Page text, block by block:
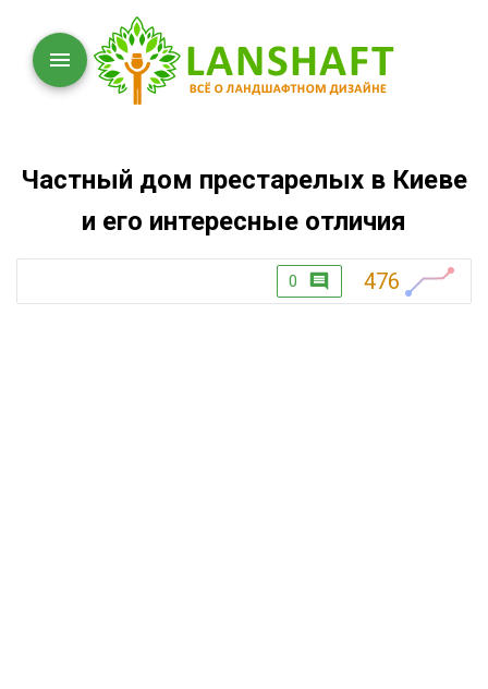
Частный дом престарелых в Киеве
и его интересные отличия
0 476